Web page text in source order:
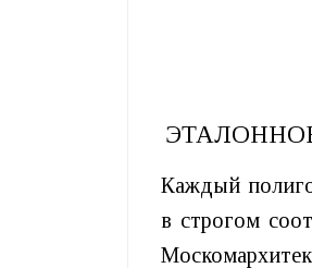
Каждый
в строгом